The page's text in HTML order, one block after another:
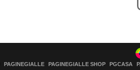
PAGINEGIALLE PAGINEGIALLE SHOP PGCASA